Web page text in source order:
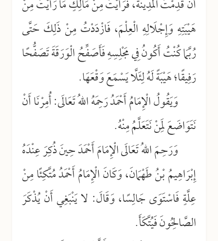
أَنْ قَدِمْتُ الْمَدِينَةَ، فَرَأَيْتُ مِنْ مَالِكٍ مَا رَأَيْتُ مِنْ
هَيْبَتِهِ وَإِجْلَالِهِ الْعِلْمَ، فَازْدَدْتُ مِنْ ذَلِكَ حَتَّى
رُبَّمَا كُنْتُ أَكُونُ فِي مَجْلِسِهِ فَأَصَفِّحُ الْوَرَقَةَ تَصَفُّحًا
رَفِيقًا؛ هَيْبَةً لَهُ لِئَلَّا يَسْمَعَ وَقْعَهَا.
وَيَقُولُ الْإِمَامُ أَحْمَدُ رَحِمَهُ اللهُ تَعَالَى: أُمِرْنَا أَنْ
نَتَوَاضَعَ لِمَنْ نَتَعَلَّمُ مِنْهُ.
وَرَحِمَ اللهُ تَعَالَى الْإِمَامَ أَحْمَدَ حِينَ ذُكِرَ عِنْدَهُ
إِبْرَاهِيمُ بْنُ طَهْمَانَ، وَكَانَ الْإِمَامُ أَحْمَدُ مُتَّكِئًا مِنْ
عِلَّةٍ فَاسْتَوَى جَالِسًا، وَقَالَ: لا يَنْبَغِي أَنْ يُذْكَرَ
الصَّالِحُونَ فَيُتَّكَأَ.